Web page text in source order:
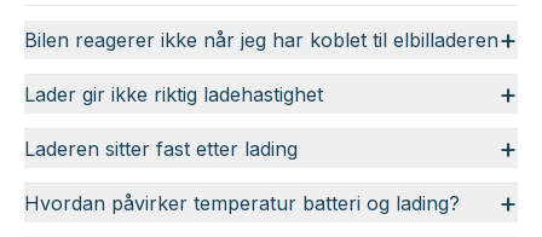
Bilen reagerer ikke når jeg har koblet til elbilladeren+
Lader gir ikke riktig ladehastighet +
Laderen sitter fast etter lading +
Hvordan påvirker temperatur batteri og lading? +